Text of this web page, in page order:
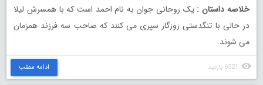
خلاصه داستان : یک روحانی جوان به نام احمد است که با همسرش لیلا
در حالی با تنگدستی روزگار سپری می کنند که صاحب سه فرزند همزمان
می شوند.
6521 بازدید ادامه مطلب